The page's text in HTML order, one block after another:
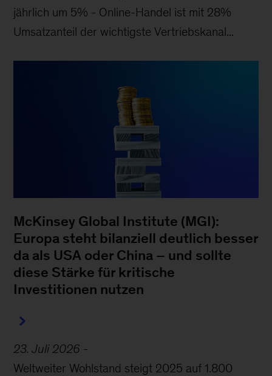
jährlich um 5% - Online-Handel ist mit 28%
Umsatzanteil der wichtigste Vertriebskanal...
McKinsey Global Institute (MGI):
Europa steht bilanziell deutlich besser
da als USA oder China – und sollte
diese Stärke für kritische
Investitionen nutzen
23. Juli 2026 -
Weltweiter Wohlstand steigt 2025 auf 1.800